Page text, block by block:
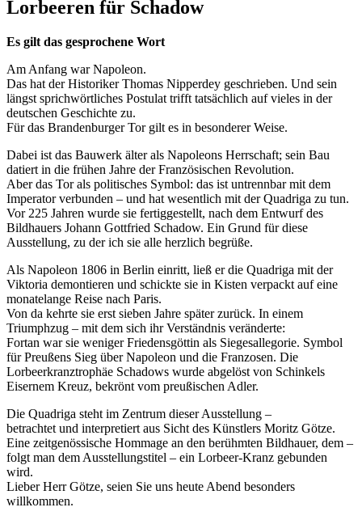
Lorbeeren für Schadow
Es gilt das gesprochene Wort
Am Anfang war Napoleon.
Das hat der Historiker Thomas Nipperdey geschrieben. Und sein
längst sprichwörtliches Postulat trifft tatsächlich auf vieles in der
deutschen Geschichte zu.
Für das Brandenburger Tor gilt es in besonderer Weise.
Dabei ist das Bauwerk älter als Napoleons Herrschaft; sein Bau
datiert in die frühen Jahre der Französischen Revolution.
Aber das Tor als politisches Symbol: das ist untrennbar mit dem
Imperator verbunden – und hat wesentlich mit der Quadriga zu tun.
Vor 225 Jahren wurde sie fertiggestellt, nach dem Entwurf des
Bildhauers Johann Gottfried Schadow. Ein Grund für diese
Ausstellung, zu der ich sie alle herzlich begrüße.
Als Napoleon 1806 in Berlin einritt, ließ er die Quadriga mit der
Viktoria demontieren und schickte sie in Kisten verpackt auf eine
monatelange Reise nach Paris.
Von da kehrte sie erst sieben Jahre später zurück. In einem
Triumphzug – mit dem sich ihr Verständnis veränderte:
Fortan war sie weniger Friedensgöttin als Siegesallegorie. Symbol
für Preußens Sieg über Napoleon und die Franzosen. Die
Lorbeerkranztrophäe Schadows wurde abgelöst von Schinkels
Eisernem Kreuz, bekrönt vom preußischen Adler.
Die Quadriga steht im Zentrum dieser Ausstellung –
betrachtet und interpretiert aus Sicht des Künstlers Moritz Götze.
Eine zeitgenössische Hommage an den berühmten Bildhauer, dem –
folgt man dem Ausstellungstitel – ein Lorbeer-Kranz gebunden
wird.
Lieber Herr Götze, seien Sie uns heute Abend besonders
willkommen.